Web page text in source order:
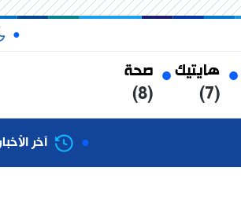
هايتيك
(7)
صحة
(8)
آخر